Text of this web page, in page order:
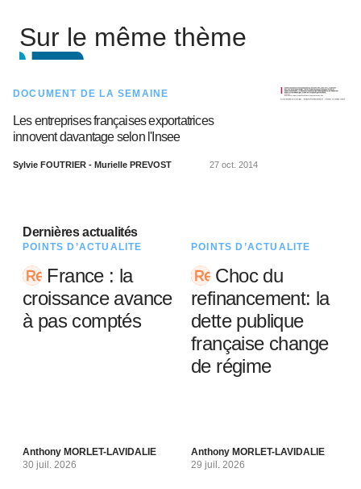
Sur le même thème
DOCUMENT DE LA SEMAINE
Les entreprises françaises exportatrices
innovent davantage selon l'Insee
Sylvie FOUTRIER - Murielle PREVOST 27 oct. 2014
Dernières actualités
POINTS D’ACTUALITÉ
France : la
croissance avance
à pas comptés
Anthony MORLET-LAVIDALIE
30 juil. 2026
POINTS D’ACTUALITÉ
Choc du
refinancement: la
dette publique
française change
de régime
Anthony MORLET-LAVIDALIE
29 juil. 2026